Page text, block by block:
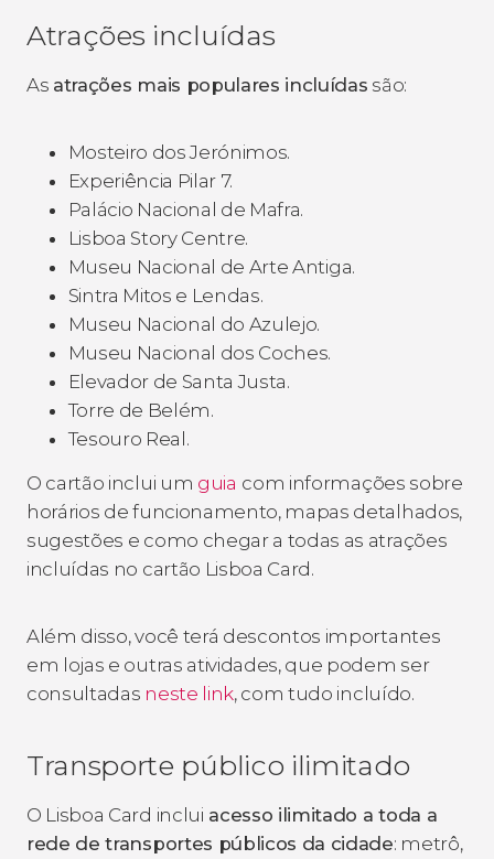
Atrações incluídas
As atrações mais populares incluídas são:
Mosteiro dos Jerónimos.
Experiência Pilar 7.
Palácio Nacional de Mafra.
Lisboa Story Centre.
Museu Nacional de Arte Antiga.
Sintra Mitos e Lendas.
Museu Nacional do Azulejo.
Museu Nacional dos Coches.
Elevador de Santa Justa.
Torre de Belém.
Tesouro Real.
O cartão inclui um guia com informações sobre
horários de funcionamento, mapas detalhados,
sugestões e como chegar a todas as atrações
incluídas no cartão Lisboa Card.
Além disso, você terá descontos importantes
em lojas e outras atividades, que podem ser
consultadas neste link, com tudo incluído.
Transporte público ilimitado
O Lisboa Card inclui acesso ilimitado a toda a
rede de transportes públicos da cidade: metrô,